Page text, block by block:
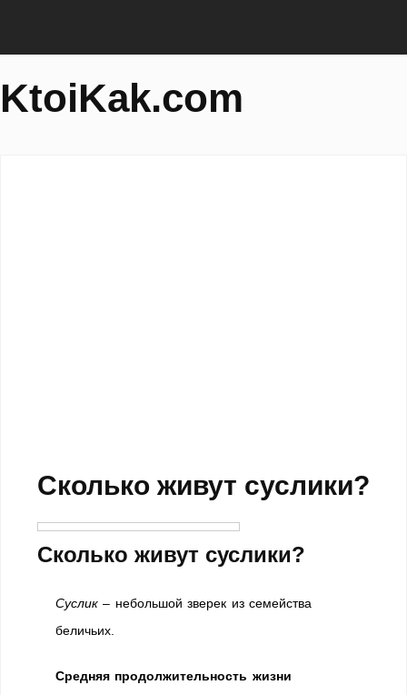
KtoiKak.com
Сколько живут суслики?
Сколько живут суслики?
Суслик – небольшой зверек из семейства
беличьих.
Средняя продолжительность жизни